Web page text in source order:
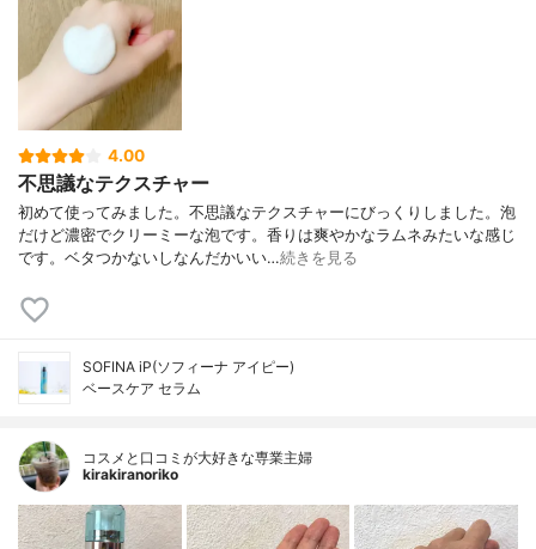
4.00
不思議なテクスチャー
初めて使ってみました。不思議なテクスチャーにびっくりしました。泡
だけど濃密でクリーミーな泡です。香りは爽やかなラムネみたいな感じ
です。ベタつかないしなんだかいい…続きを見る
SOFINA iP(ソフィーナ アイピー)
ベースケア セラム
コスメと口コミが大好きな専業主婦
kirakiranoriko